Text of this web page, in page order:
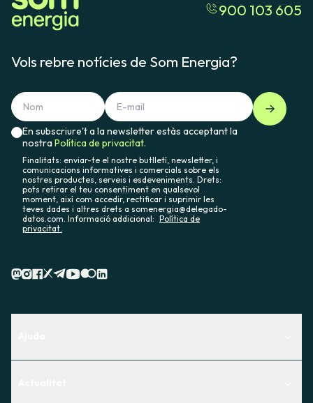
900 103 605
Vols rebre notícies de Som Energia?
En subscriure't a la newsletter estàs acceptant la
nostraPolítica de privacitat.
Finalitats: enviar-te el nostre butlletí, newsletter, i
comunicacions informatives i comercials sobre els
nostres productes, serveis i esdeveniments. Drets:
pots retirar el teu consentiment en qualsevol
moment, així com accedir, rectificar i suprimir les
teves dades i altres drets a somenergia@delegado-
datos.com. Informació addicional: Política de
privacitat.